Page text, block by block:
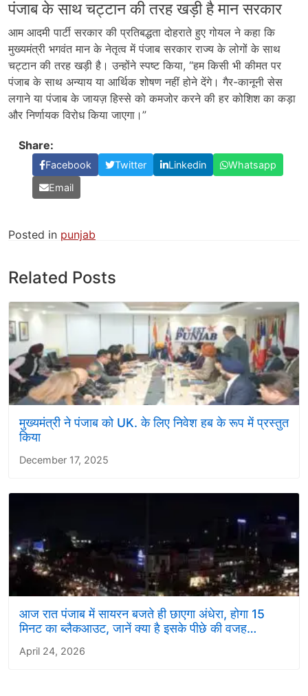
पंजाब के साथ चट्टान की तरह खड़ी है मान सरकार
आम आदमी पार्टी सरकार की प्रतिबद्धता दोहराते हुए गोयल ने कहा कि
मुख्यमंत्री भगवंत मान के नेतृत्व में पंजाब सरकार राज्य के लोगों के साथ
चट्टान की तरह खड़ी है। उन्होंने स्पष्ट किया, “हम किसी भी कीमत पर
पंजाब के साथ अन्याय या आर्थिक शोषण नहीं होने देंगे। गैर-कानूनी सेस
लगाने या पंजाब के जायज़ हिस्से को कमजोर करने की हर कोशिश का कड़ा
और निर्णायक विरोध किया जाएगा।”
Share:
Facebook Twitter Linkedin
Whatsapp
Email
Posted in punjab
Related Posts
मुख्यमंत्री ने पंजाब को UK. के लिए निवेश हब के रूप में प्रस्तुत
किया
December 17, 2025
आज रात पंजाब में सायरन बजते ही छाएगा अंधेरा, होगा 15
मिनट का ब्लैकआउट, जानें क्या है इसके पीछे की वजह…
April 24, 2026